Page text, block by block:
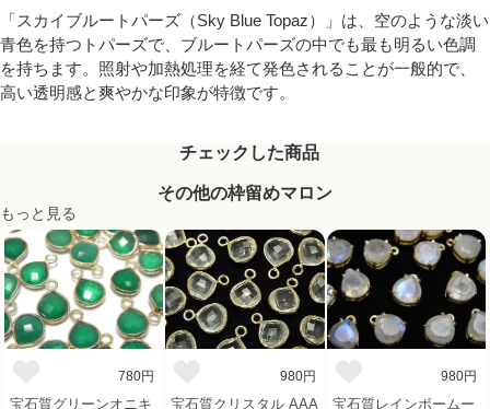
「スカイブルートパーズ（Sky Blue Topaz）」は、空のような淡い
青色を持つトパーズで、ブルートパーズの中でも最も明るい色調
を持ちます。照射や加熱処理を経て発色されることが一般的で、
高い透明感と爽やかな印象が特徴です。
チェックした商品
その他の枠留めマロン
もっと見る
780円
宝石質グリーンオニキ
980円
宝石質クリスタル AAA
980円
宝石質レインボームー